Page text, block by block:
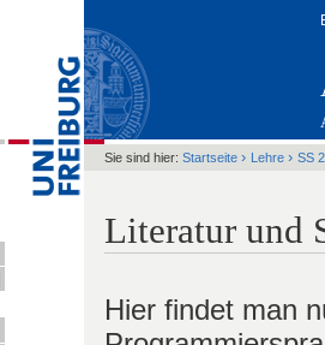
Sie sind hier: Startseite › Lehre › SS
Literatur und
Hier findet man